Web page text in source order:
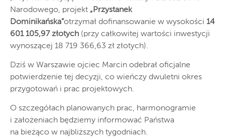
Narodowego, projekt „Przystanek
Dominikańska”otrzymał dofinansowanie w wysokości 14
601 105,97 złotych (przy całkowitej wartości inwestycji
wynoszącej 18 719 366,63 zł złotych).
Dziś w Warszawie ojciec Marcin odebrał oficjalne
potwierdzenie tej decyzji, co wieńczy dwuletni okres
przygotowań i prac projektowych.
O szczegółach planowanych prac, harmonogramie
i założeniach będziemy informować Państwa
na bieżąco w najbliższych tygodniach.